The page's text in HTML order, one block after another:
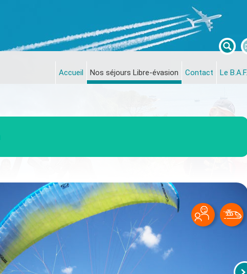
Accueil Nos séjours Libre-évasion Contact Le